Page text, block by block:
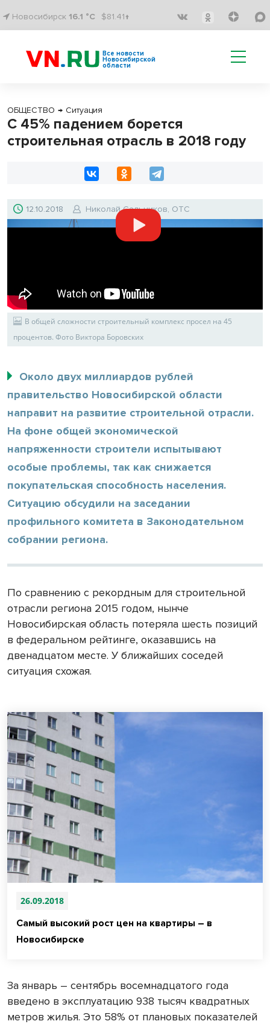
Новосибирск 16.1 °C $81.41↑
Все новости
Новосибирской
области
ОБЩЕСТВО → Ситуация
С 45% падением борется
строительная отрасль в 2018 году
12.10.2018 Николай Сальников, ОТС
В общей сложности строительный комплекс просел на 45
процентов. Фото Виктора Боровских
Около двух миллиардов рублей
правительство Новосибирской области
направит на развитие строительной отрасли.
На фоне общей экономической
напряженности строители испытывают
особые проблемы, так как снижается
покупательская способность населения.
Ситуацию обсудили на заседании
профильного комитета в Законодательном
собрании региона.
По сравнению с рекордным для строительной
отрасли региона 2015 годом, нынче
Новосибирская область потеряла шесть позиций
в федеральном рейтинге, оказавшись на
двенадцатом месте. У ближайших соседей
ситуация схожая.
26.09.2018
Самый высокий рост цен на квартиры – в
Новосибирске
За январь – сентябрь восемнадцатого года
введено в эксплуатацию 938 тысяч квадратных
метров жилья. Это 58% от плановых показателей